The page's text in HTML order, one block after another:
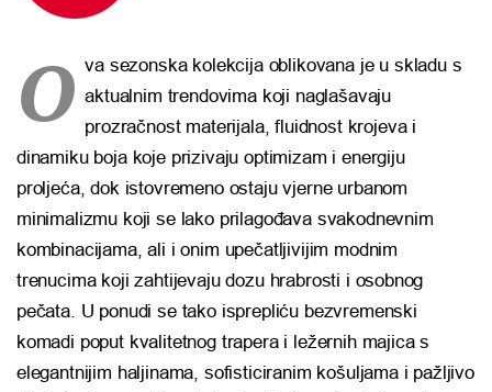
O va sezonska kolekcija oblikovana je u skladu s
aktualnim trendovima koji naglašavaju
prozračnost materijala, fluidnost krojeva i
dinamiku boja koje prizivaju optimizam i energiju
proljeća, dok istovremeno ostaju vjerne urbanom
minimalizmu koji se lako prilagođava svakodnevnim
kombinacijama, ali i onim upečatljivijim modnim
trenucima koji zahtijevaju dozu hrabrosti i osobnog
pečata. U ponudi se tako isprepliću bezvremenski
komadi poput kvalitetnog trapera i ležernih majica s
elegantnijim haljinama, sofisticiranim košuljama i pažljivo